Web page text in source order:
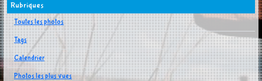
Rubriques
Toutes les photos
Tags
Calendrier
Photos les plus vues